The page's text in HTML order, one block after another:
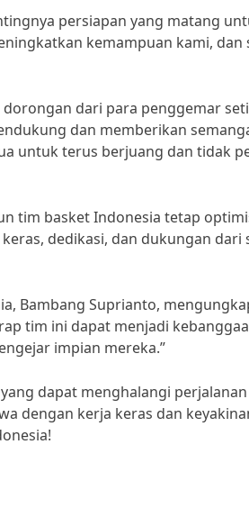
persiapan yang matang
kemampuan kami, dan
dari para penggemar
dan memberikan
untuk terus berjuang dan tidak
tim basket Indonesia tetap
dedikasi, dan dukungan dari
Bambang Suprianto,
tim ini dapat menjadi
impian mereka.”
dapat menghalangi
dengan kerja keras dan